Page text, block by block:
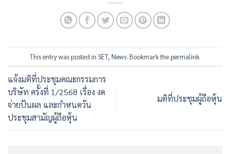
This entry was posted in SET, News. Bookmark thepermalink.
แจ้งมติที่ประชุมคณะกรรมการ
บริษัท ครั้งที่ 1/2568 เรื่อง งด
จ่ายปันผล และกำหนดวัน
ประชุมสามัญผู้ถือหุ้น
มติที่ประชุมผู้ถือหุ้น